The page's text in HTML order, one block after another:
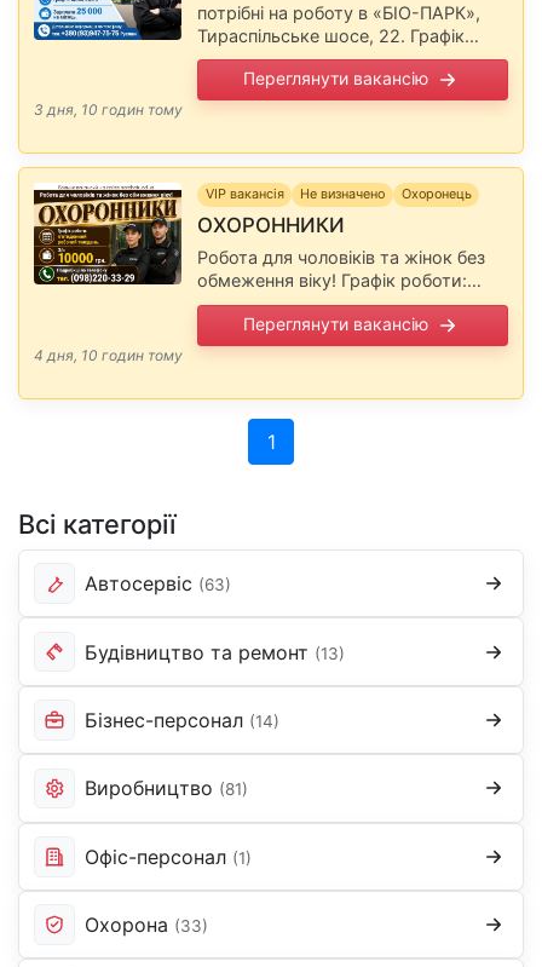
Всі категорії
Автосервіс (63)
Будівництво та ремонт (13)
Бізнес-персонал (14)
Виробництво (81)
Офіс-персонал (1)
Охорона (33)
потрібні на роботу в «БІО-ПАРК»,
Тираспільське шосе, 22. Графік
08:00-20:00 Зарплата 25 000 на
місяць. Детальніша інформація по
телефону: Повідомте, будь ласка,
Переглянути вакансію
3 дня, 10 годин тому
VIP вакансія Не визначено Охоронець
ОХОРОННИКИ
Робота для чоловіків та жінок без
обмеження віку! Графік роботи:
п'ятиденний робочий тиждень. З/п
10000 грн. Подробиці по телефону
Повідомте, будь ласка,
Переглянути вакансію
4 дня, 10 годин тому
1(current)